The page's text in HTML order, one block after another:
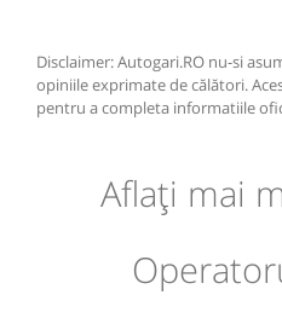
Disclaimer: Autogari.RO nu-si
opiniile exprimate de călători.
pentru a completa informatiile
Aflaţi mai